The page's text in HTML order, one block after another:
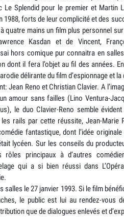
Le Splendid pour le premier et Martin
1988, forts de leur complicité et des
quatre mains un film plus personnel sur
Kasdan et de Vincent,
hors comique pur connaitra en
dont il fera l’objet au fil des années.
délirante du film d’espionnage et
Jean Reno et Christian Clavier. A
amour sans failles (Lino Ventura-
le duo Clavier-Reno semble
rails par cette réussite, Jean-Marie
fantastique, dont l’idée
lycéen. Sur les conseils du
rôles principaux à d’autres
qui a si bien réussi dans
salles le 27 janvier 1993. Si le film
le public est lui au rendez-vous
que de dialogues enlevés et